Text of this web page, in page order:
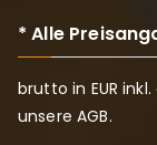
* Alle
brutto in EUR
unsereAGB.